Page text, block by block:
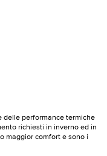
delle performance termiche
richiesti in inverno ed in
maggior comfort e sono i